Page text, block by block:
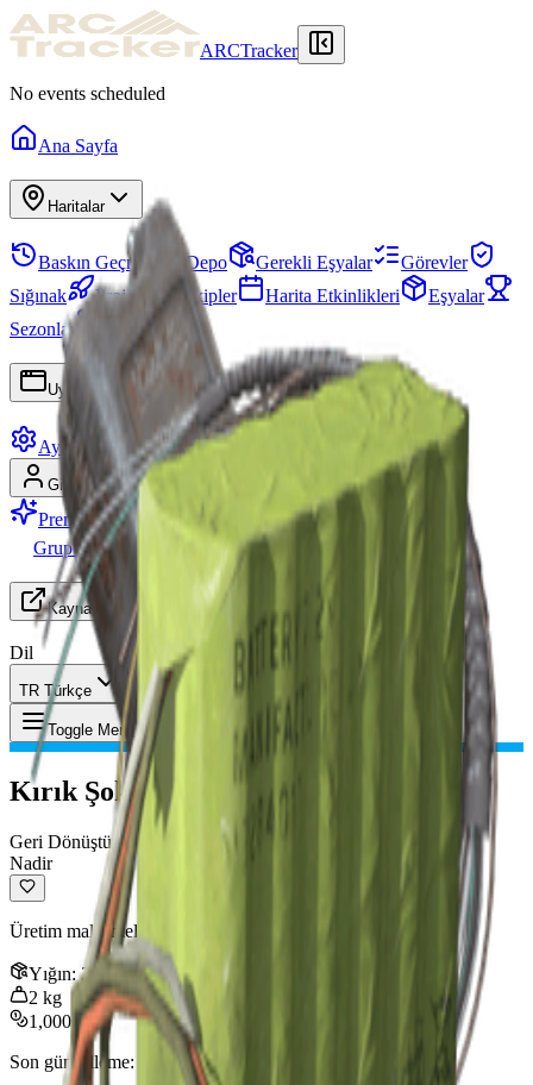
ARCTracker
No events scheduled
Ana Sayfa
Haritalar
Baskın Geçmişi Depo Gerekli Eşyalar
Görevler
Sığınak
Projeler Ekipler Harita Etkinlikleri
Eşyalar
Sezonlar
Beceri Ağacı
Uygulamalar
Ayarlar
Giriş Yap
Premium'a Geç
Grup Arayışı
Kaynaklar
Dil
TR Türkçe
Toggle Menu Eşya :
Kırık Şok Tabancası
Geri Dönüştürülebilir
Nadir
Üretim malzemelerine geri dönüştürülebilir.
Yığın:3
2 kg
1,000
Son güncelleme: Jan 09, 2026